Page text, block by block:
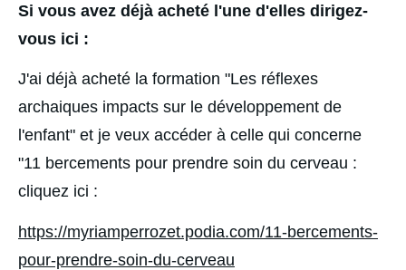
Si vous avez déjà acheté l'une d'elles dirigez-
vous ici :
J'ai déjà acheté la formation "Les réflexes
archaiques impacts sur le développement de
l'enfant" et je veux accéder à celle qui concerne
"11 bercements pour prendre soin du cerveau :
cliquez ici :
https://myriamperrozet.podia.com/11-bercements-
pour-prendre-soin-du-cerveau